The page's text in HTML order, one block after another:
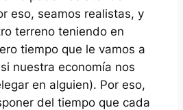
eso, seamos realistas, y
terreno teniendo en
tiempo que le vamos a
nuestra economía nos
en alguien). Por eso,
del tiempo que cada